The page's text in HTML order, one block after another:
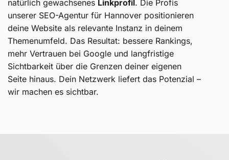
natürlich gewachsenes Linkprofil . Die Profis
unserer SEO-Agentur für Hannover positionieren
deine Website als relevante Instanz in deinem
Themenumfeld. Das Resultat: bessere Rankings,
mehr Vertrauen bei Google und langfristige
Sichtbarkeit über die Grenzen deiner eigenen
Seite hinaus. Dein Netzwerk liefert das Potenzial –
wir machen es sichtbar.